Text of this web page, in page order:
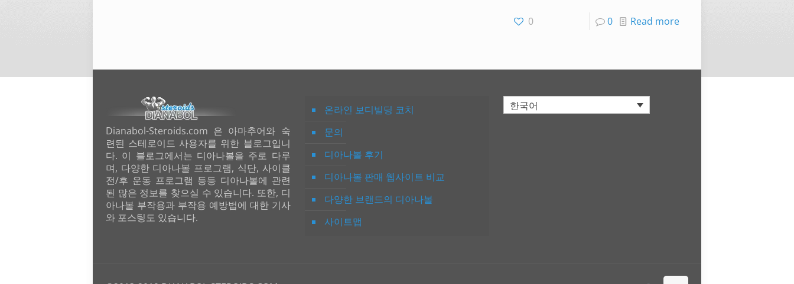
0 0 Read more
Dianabol-Steroids.com 은 아마추어와 숙
련된 스테로이드 사용자를 위한 블로그입니
다. 이 블로그에서는 디아나볼을 주로 다루
며, 다양한 디아나볼 프로그램, 식단, 사이클
전/후 운동 프로그램 등등 디아나볼에 관련
된 많은 정보를 찾으실 수 있습니다. 또한, 디
아나볼 부작용과 부작용 예방법에 대한 기사
와 포스팅도 있습니다.
온라인 보디빌딩 코치
문의
디아나볼 후기
디아나볼 판매 웹사이트 비교
다양한 브랜드의 디아나볼
사이트맵
한국어